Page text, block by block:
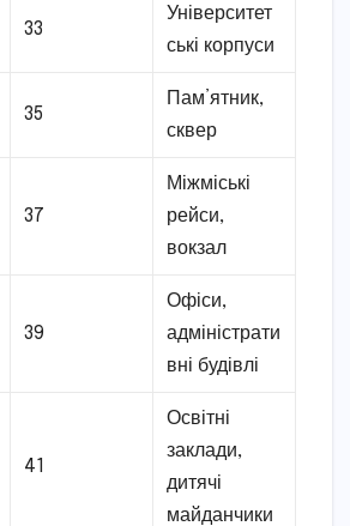
33
Університет
ські корпуси
35
Пам’ятник,
сквер
37
Міжміські
рейси,
вокзал
39
Офіси,
адміністрати
вні будівлі
41
Освітні
заклади,
дитячі
майданчики